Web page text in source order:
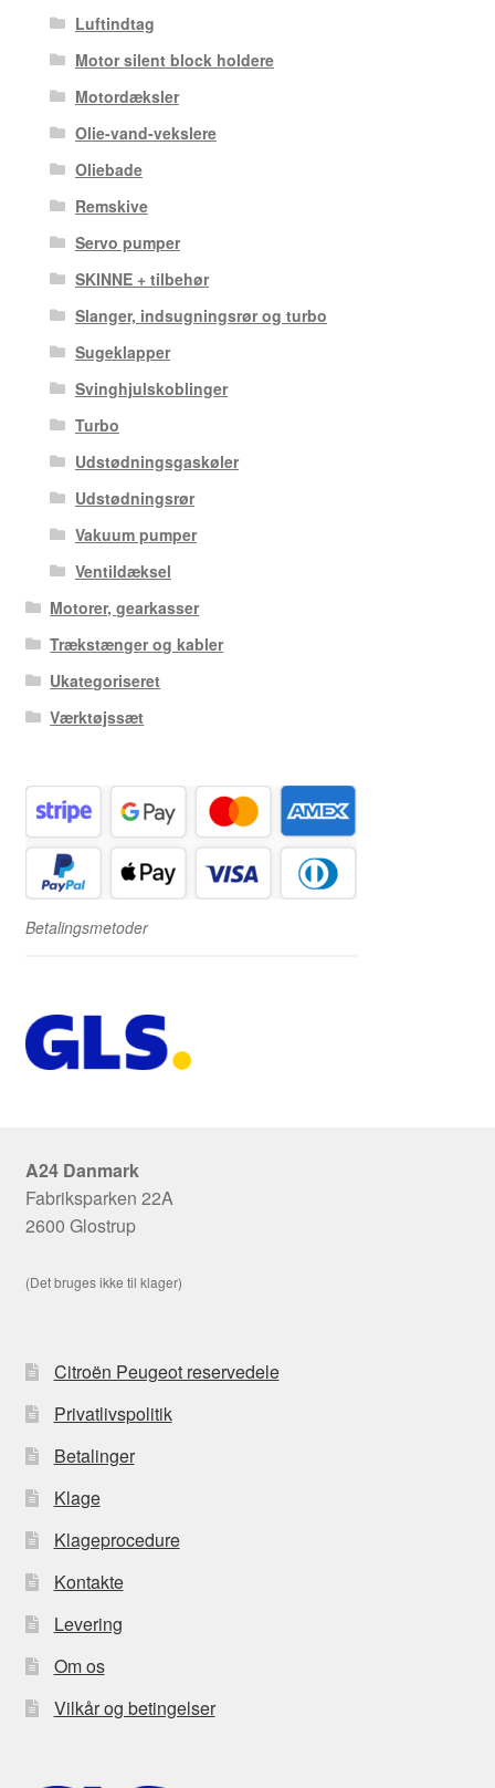
Luftindtag
Motor silent block holdere
Motordæksler
Olie-vand-vekslere
Oliebade
Remskive
Servo pumper
SKINNE + tilbehør
Slanger, indsugningsrør og turbo
Sugeklapper
Svinghjulskoblinger
Turbo
Udstødningsgaskøler
Udstødningsrør
Vakuum pumper
Ventildæksel
Motorer, gearkasser
Trækstænger og kabler
Ukategoriseret
Værktøjssæt
Betalingsmetoder
A24 Danmark
Fabriksparken 22A
2600 Glostrup
(Det bruges ikke til klager)
Citroën Peugeot reservedele
Privatlivspolitik
Betalinger
Klage
Klageprocedure
Kontakte
Levering
Om os
Vilkår og betingelser